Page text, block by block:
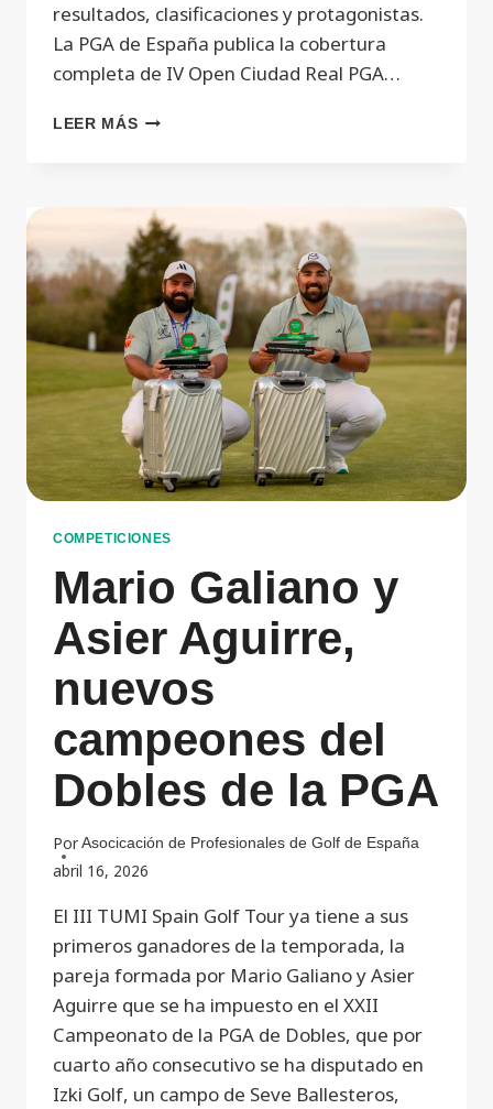
resultados, clasificaciones y protagonistas.
La PGA de España publica la cobertura
completa de IV Open Ciudad Real PGA…
LEER MÁS
COMPETICIONES
Mario Galiano y
Asier Aguirre,
nuevos
campeones del
Dobles de la PGA
Por Asocicación de Profesionales de Golf de España
abril 16, 2026
El III TUMI Spain Golf Tour ya tiene a sus
primeros ganadores de la temporada, la
pareja formada por Mario Galiano y Asier
Aguirre que se ha impuesto en el XXII
Campeonato de la PGA de Dobles, que por
cuarto año consecutivo se ha disputado en
Izki Golf, un campo de Seve Ballesteros,